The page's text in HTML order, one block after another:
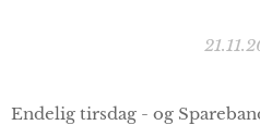
Endelig tirsdag - og